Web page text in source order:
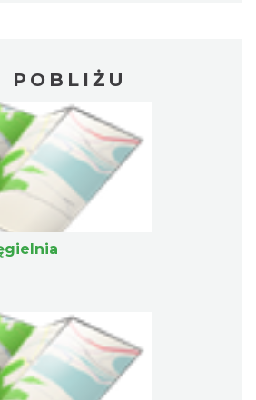
POBLIŻU